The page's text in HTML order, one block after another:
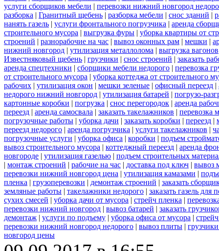
услуги сборщиков мебели | перевозки нижний новгород
разборка | Гранитный щебень | разборка мебели | снос зданий |
нанять газель | услуги фронтального погрузчика | аренда
строительного мусора | выгрузка фуры | уборка квартиры от
строений | разнорабочие на час | вывоз оконных рам | мешки |
нижний новгород | утилизация металлолома | выгрузка вагонов
Известняковый щебень | грузчики | снос строений | заказать
аренда спецтехники | сборщики мебели недорого | перевозка
от строительного мусора | уборка коттеджа от строительного
рабочих | утилизация окон | мешки зеленые | офисный переезд |
недорого нижний новгород | утилизация батарей | погрузо-
картонные коробки | погрузка | снос перегородок | аренда
переезд | аренда самосвала | заказать такелажников | перевозка
погрузочные работы | уборка дачи | заказать коробки | переезд |
переезд недорого | аренда погрузчика | услуги такелажников |
погрузочные услуги | уборка офиса | коробки | подъем
вывоз строительного мусора | коттеджный переезд | аренда
новгороде | утилизация газелью | подъем строительных
| монтаж строений | рабочие на час | доставка под ключ | вывоз
перевозки нижний новгород цена | утилизация камазами |
пленка | грузоперевозки | демонтаж строений | заказать
земляные работы | такелажники недорого | заказать газель
сухих смесей | уборка дачи от мусора | стрейч пленка |
перевозки нижний новгород | вывоз батарей | заказать
демонтаж | услуги по подъему | уборка офиса от мусора |
перевозки нижний новгород недорого | вывоз плиты |
новгород цены